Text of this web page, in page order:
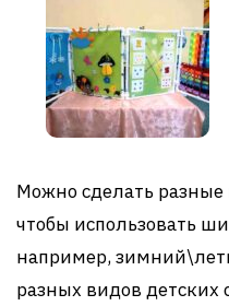
Можно сделать
чтобы использовать
например,
разных видов детских